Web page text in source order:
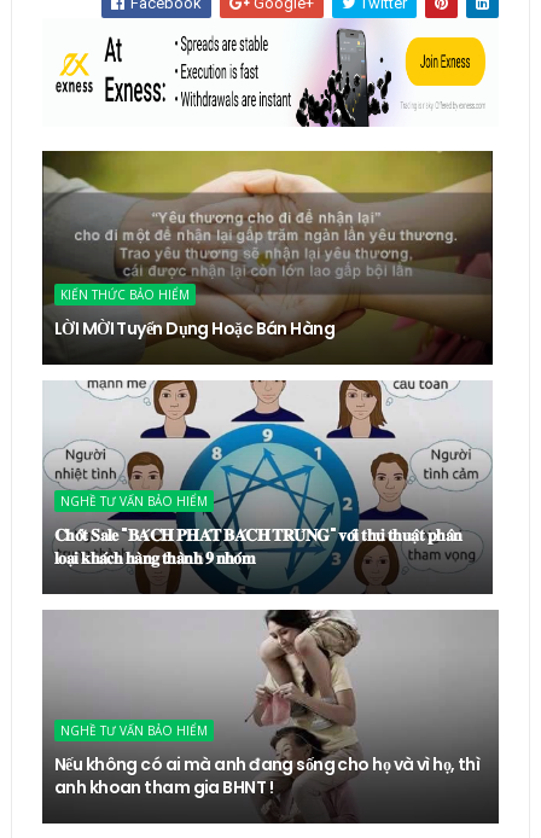
KIẾN THỨC BẢO HIỂM
LỜI MỜI Tuyển Dụng Hoặc Bán Hàng
NGHỀ TƯ VẤN BẢO HIỂM
𝐂𝐡𝐨̂́𝐭 𝐒𝐚𝐥𝐞 "𝐁𝐀́𝐂𝐇 𝐏𝐇𝐀́𝐓 𝐁𝐀́𝐂𝐇 𝐓𝐑𝐔́𝐍𝐆" 𝐯𝐨̛́𝐢 𝐭𝐡𝐮̉ 𝐭𝐡𝐮𝐚̣̂𝐭 𝐩𝐡𝐚̂𝐧
𝐥𝐨𝐚̣𝐢 𝐤𝐡𝐚́𝐜𝐡 𝐡𝐚̀𝐧𝐠 𝐭𝐡𝐚̀𝐧𝐡 𝟗 𝐧𝐡𝐨́𝐦
NGHỀ TƯ VẤN BẢO HIỂM
Nếu không có ai mà anh đang sống cho họ và vì họ, thì
anh khoan tham gia BHNT !